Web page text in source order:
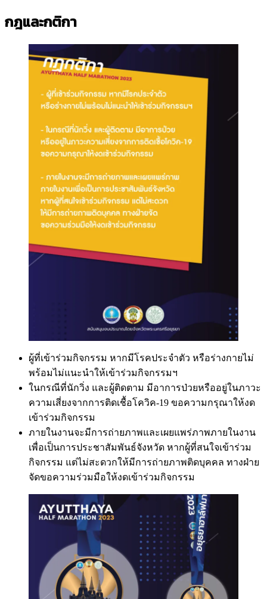
กฎและกติกา
ผู้ที่เข้าร่วมกิจกรรม หากมีโรคประจำตัว หรือร่างกายไม่
พร้อมไม่แนะนำให้เข้าร่วมกิจกรรมฯ
ในกรณีที่นักวิ่ง และผู้ติดตาม มีอาการป่วยหรืออยู่ในภาวะ
ความเสี่ยงจากการติดเชื้อโควิค-19 ขอความกรุณาให้งด
เข้าร่วมกิจกรรม
ภายในงานจะมีการถ่ายภาพและเผยแพร่ภาพภายในงาน
เพื่อเป็นการประชาสัมพันธ์จังหวัด หากผู้ที่สนใจเข้าร่วม
กิจกรรม แต่ไม่สะดวกให้มีการถ่ายภาพติดบุคคล ทางฝ่าย
จัดขอความร่วมมือให้งดเข้าร่วมกิจกรรม